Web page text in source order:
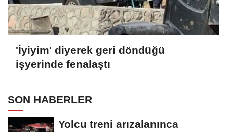
'İyiyim' diyerek geri döndüğü
işyerinde fenalaştı
SON HABERLER
Yolcu treni arızalanınca